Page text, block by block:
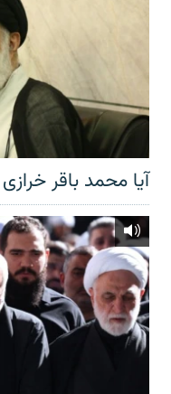
آیا محمد باقر